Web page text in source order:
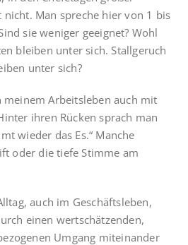
Man spreche hier von 1 bis
sie weniger geeignet? Wohl
bleiben unter sich. Stallgeruch
unter sich?
meinem Arbeitsleben auch mit
ihren Rücken sprach man
wieder das Es.“ Manche
oder die tiefe Stimme am
auch im Geschäftsleben,
einen wertschätzenden,
Umgang miteinander